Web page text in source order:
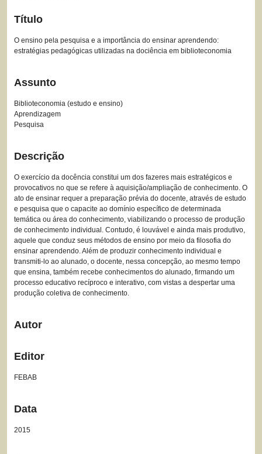
Título
O ensino pela pesquisa e a importância do ensinar aprendendo:
estratégias pedagógicas utilizadas na dociência em biblioteconomia
Assunto
Biblioteconomia (estudo e ensino)
Aprendizagem
Pesquisa
Descrição
O exercício da docência constitui um dos fazeres mais estratégicos e
provocativos no que se refere à aquisição/ampliação de conhecimento. O
ato de ensinar requer a preparação prévia do docente, através de estudo
e pesquisa que o capacite ao domínio específico de determinada
temática ou área do conhecimento, viabilizando o processo de produção
de conhecimento individual. Contudo, é louvável e ainda mais produtivo,
aquele que conduz seus métodos de ensino por meio da filosofia do
ensinar aprendendo. Além de produzir conhecimento individual e
transmiti-lo ao alunado, o docente, nessa concepção, ao mesmo tempo
que ensina, também recebe conhecimentos do alunado, firmando um
processo educativo recíproco e interativo, com vistas a despertar uma
produção coletiva de conhecimento.
Autor
Editor
FEBAB
Data
2015